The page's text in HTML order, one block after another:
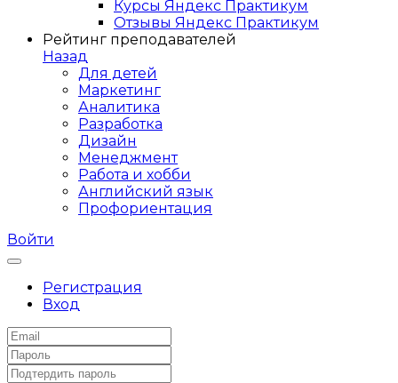
Курсы Яндекс Практикум
Отзывы Яндекс Практикум
Рейтинг преподавателей
Назад
Для детей
Маркетинг
Аналитика
Разработка
Дизайн
Менеджмент
Работа и хобби
Английский язык
Профориентация
Войти
Регистрация
Вход